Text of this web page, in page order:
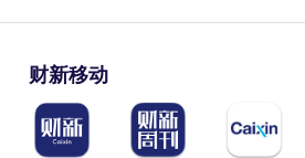
财新移动